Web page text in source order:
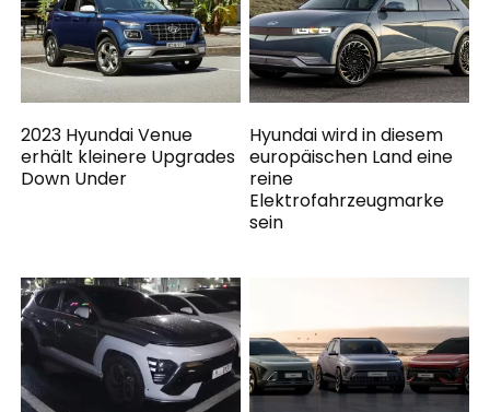
2023 Hyundai Venue
erhält kleinere Upgrades
Down Under
Hyundai wird in diesem
europäischen Land eine
reine
Elektrofahrzeugmarke
sein